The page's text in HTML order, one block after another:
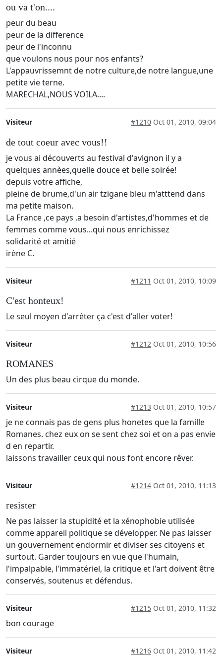
ou va t'on....
peur du beau
peur de la difference
peur de l'inconnu
que voulons nous pour nos enfants?
L'appauvrissemnt de notre culture,de notre langue,une
petite vie terne.
MARECHAL,NOUS VOILA....
Visiteur #1210 Oct 01, 2010, 09:04
de tout coeur avec vous!!
je vous ai découverts au festival d'avignon il y a
quelques annèes,quelle douce et belle soirée!
depuis votre affiche,
pleine de brume,d'un air tzigane bleu m'atttend dans
ma petite maison.
La France ,ce pays ,a besoin d'artistes,d'hommes et de
femmes comme vous...qui nous enrichissez
solidarité et amitié
irène C.
Visiteur #1211 Oct 01, 2010, 10:09
C'est honteux!
Le seul moyen d'arrêter ça c'est d'aller voter!
Visiteur #1212 Oct 01, 2010, 10:56
ROMANES
Un des plus beau cirque du monde.
Visiteur #1213 Oct 01, 2010, 10:57
je ne connais pas de gens plus honetes que la famille
Romanes. chez eux on se sent chez soi et on a pas envie
d en repartir.
laissons travailler ceux qui nous font encore rêver.
Visiteur #1214 Oct 01, 2010, 11:13
resister
Ne pas laisser la stupidité et la xénophobie utilisée
comme appareil politique se développer. Ne pas laisser
un gouvernement endormir et diviser ses citoyens et
surtout. Garder toujours en vue que l'humain,
l'impalpable, l'immatériel, la critique et l'art doivent être
conservés, soutenus et défendus.
Visiteur #1215 Oct 01, 2010, 11:32
bon courage
Visiteur #1216 Oct 01, 2010, 11:42